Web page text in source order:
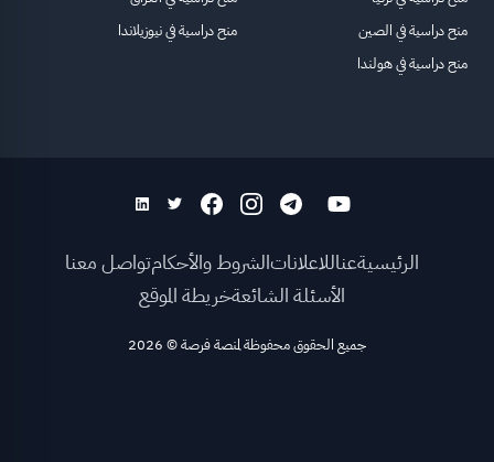
منح دراسية في الصين
منح دراسية في هولندا
منح دراسية في نيوزيلاندا
الرئيسيةعناللاعلاناتالشروط والأحكامتواصل معنا
الأسئلة الشائعةخريطة الموقع
جميع الحقوق محفوظة لمنصة فرصة©
2026